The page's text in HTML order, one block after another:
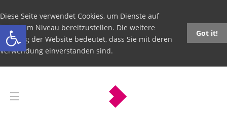
Open toolbar
Diese Seite verwendet Cookies, um Dienste auf
höchstem Niveau bereitzustellen. Die weitere
Nutzung der Website bedeutet, dass Sie mit deren
Verwendung einverstanden sind.
Got it!